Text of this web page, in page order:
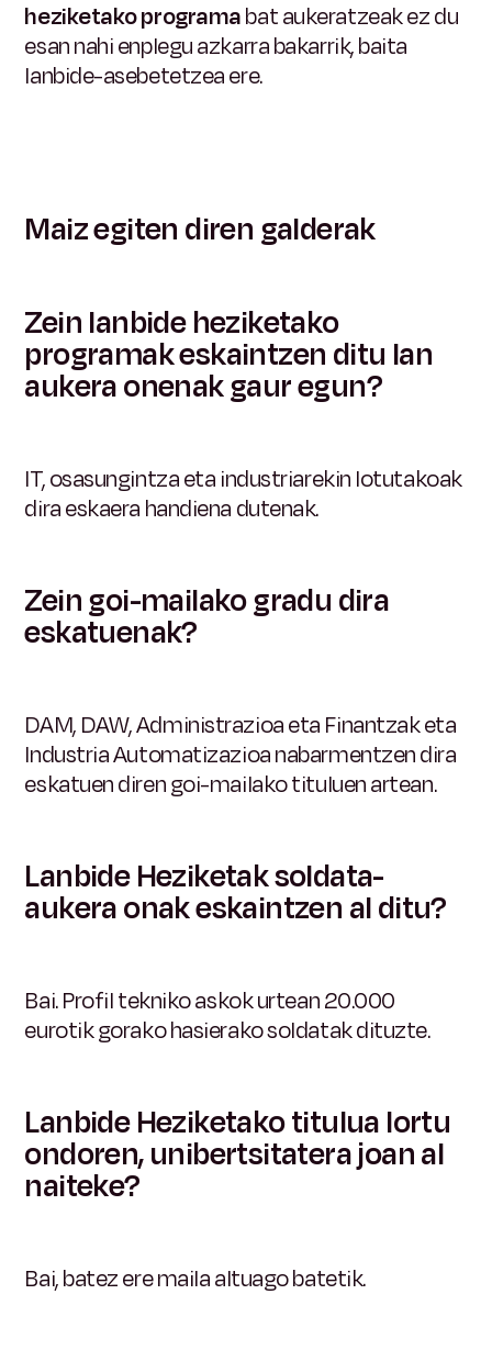
heziketako programabat aukeratzeakez du
esan nahi enplegu azkarra bakarrik, baita
lanbide-asebetetzea ere.
Maiz egiten diren galderak
Zein lanbide heziketako
programak eskaintzen ditu lan
aukera onenak gaur egun?
IT, osasungintza eta industriarekin lotutakoak
dira eskaera handiena dutenak.
Zein goi-mailako gradu dira
eskatuenak?
DAM, DAW, Administrazioa eta Finantzak eta
Industria Automatizazioa nabarmentzen dira
eskatuen diren goi-mailako tituluen artean.
Lanbide Heziketak soldata-
aukera onak eskaintzen al ditu?
Bai. Profil tekniko askok urtean 20.000
eurotik gorako hasierako soldatak dituzte.
Lanbide Heziketako titulua lortu
ondoren, unibertsitatera joan al
naiteke?
Bai, batez ere maila altuago batetik.